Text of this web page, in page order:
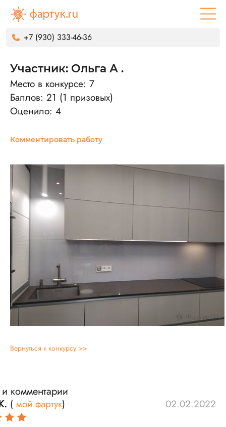
+7 (930) 333-46-36
Участник: Ольга А .
Место в конкурсе: 7
Баллов: 21 (1 призовых)
Оценило: 4
Комментировать работу
Вернуться к конкурсу >>
комментарии
( мой фартук) 02.02.2022